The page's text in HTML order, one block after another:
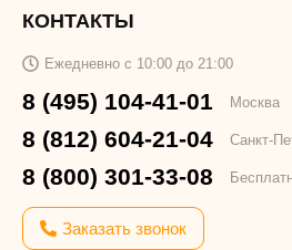
КОНТАКТЫ
Ежедневно с 10:00 до 21:00
8 (495) 104-41-01 Москва
8 (812) 604-21-04 Санкт-
8 (800) 301-33-08
Заказать звонок